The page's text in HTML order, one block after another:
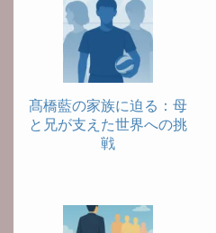
髙橋藍の家族に迫る：母
と兄が支えた世界への挑
戦